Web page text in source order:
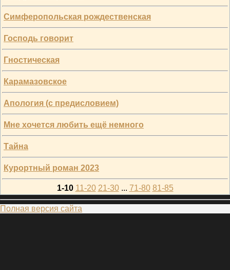
Симферопольская рождественская
Господь говорит
Гностическая
Карамазовское
Апология (с предисловием)
Мне хочется любить ещё немного
Тайна
Курортный роман 2023
1-10 11-20 21-30 ... 71-80 81-85
Полная версия сайта